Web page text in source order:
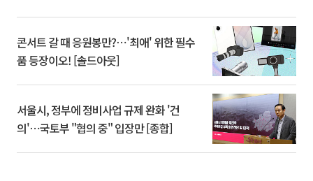
콘서트 갈 때 응원봉만?⋯'최애' 위한 필수
품 등장이오! [솔드아웃]
서울시, 정부에 정비사업 규제 완화 '건
의'⋯국토부 "협의 중" 입장만 [종합]